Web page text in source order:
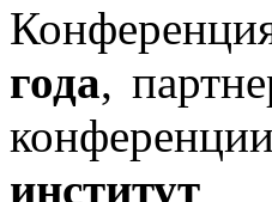
года,
институт